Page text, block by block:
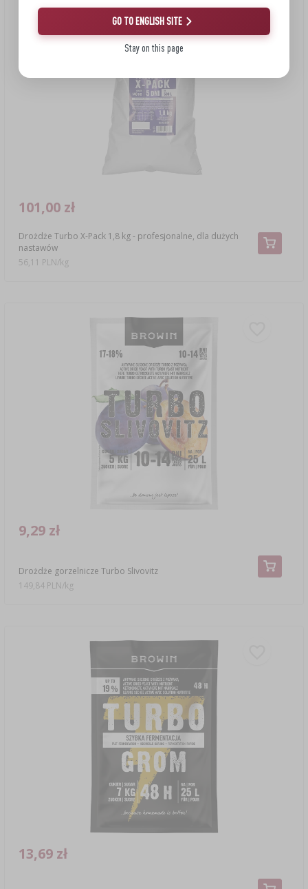
Drożdże Turbo X-Pack 1,8 kg - profesjonalne, dla dużych
nastawów
101,00 zł
56,11 PLN/kg
Drożdże gorzelnicze Turbo Slivovitz
9,29 zł
149,84 PLN/kg
13,69 zł
GO TO ENGLISH SITE
Stay on this page